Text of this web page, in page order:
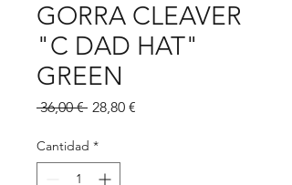
GORRA CLEAVER
"C DAD HAT"
GREEN
36,00 € Precio
28,80 €
Cantidad *